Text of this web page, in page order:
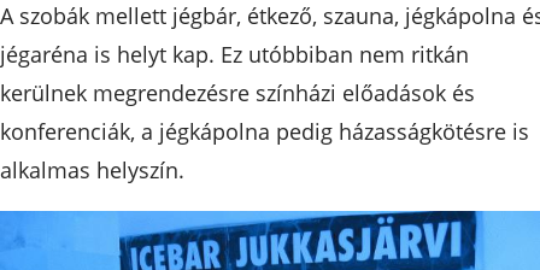
A szobák mellett jégbár, étkező, szauna, jégkápolna
jégaréna is helyt kap. Ez utóbbiban nem ritkán
kerülnek megrendezésre színházi előadások és
konferenciák, a jégkápolna pedig házasságkötésre is
alkalmas helyszín.